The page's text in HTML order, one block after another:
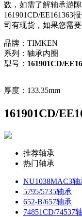
数，如需了解轴承游
161901CD/EE161363
司有现货，如果您需
品牌：TIMKEN
系列：轴承内圈
型号： 161901CD/
厚度：133.35mm
161901CD/
推荐轴承
热门轴承
NU1038MAC3轴
5795/5735轴承
652-B/657轴承
74851CD/74537